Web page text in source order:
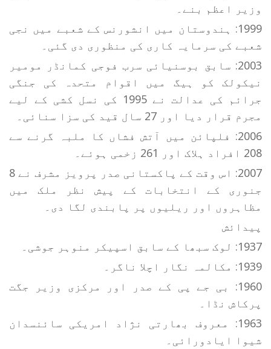
وزیر اعظم بنے۔
1999: ہندوستان میں انشورنس کے شعبے میں نجی
شعبے کی سرمایہ کاری کی منظوری دی گئی۔
2003: سابق بوسنیائی سرب فوجی کمانڈر مومیر
نیکولک کو ہیگ میں اقوام متحدہ کی جنگی
جرائم کی عدالت نے 1995 کی نسل کشی کے لیے
مجرم قرار دیا اور 27 سال قید کی سزا سنائی۔
2006: فلپائن میں آتش فشاں کا ملبہ گرنے سے
208 افراد ہلاک اور 261 زخمی ہوئے۔
2007: اس وقت کے پاکستانی صدر پرویز مشرف نے 8
جنوری کے انتخابات کے پیش نظر ملک میں
مظاہروں اور ریلیوں پر پابندی لگا دی۔
پیدائش
1937: لوک سبھا کے سابق اسپیکر منوہر جوشی۔
1939: مکالمہ نگار اچلا ناگر۔
1960: بی جے پی کے صدر اور مرکزی وزیر جگت
پرکاش نڈا۔
1963: معروف بھارتی نژاد امریکی سائنسدان
شیوا ایادورائی۔